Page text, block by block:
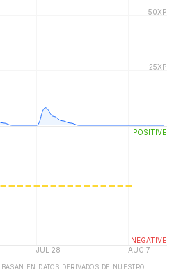
EN DATOS DERIVADOS DE NUESTRO